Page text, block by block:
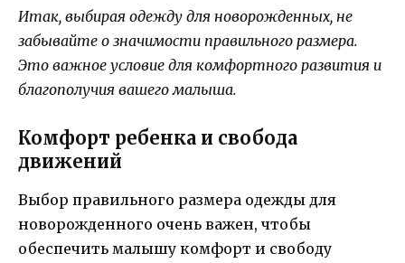
Итак, выбирая одежду для новорожденных, не
забывайте о значимости правильного размера.
Это важное условие для комфортного развития и
благополучия вашего малыша.
Комфорт ребенка и свобода
движений
Выбор правильного размера одежды для
новорожденного очень важен, чтобы
обеспечить малышу комфорт и свободу